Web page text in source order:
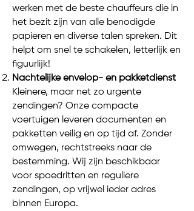
werken met de beste chauffeurs die in
het bezit zijn van alle benodigde
papieren en diverse talen spreken. Dit
helpt om snel te schakelen, letterlijk en
figuurlijk!
Nachtelijke envelop- en pakketdienst
Kleinere, maar net zo urgente
zendingen? Onze compacte
voertuigen leveren documenten en
pakketten veilig en op tijd af. Zonder
omwegen, rechtstreeks naar de
bestemming. Wij zijn beschikbaar
voor spoedritten en reguliere
zendingen, op vrijwel ieder adres
binnen Europa.